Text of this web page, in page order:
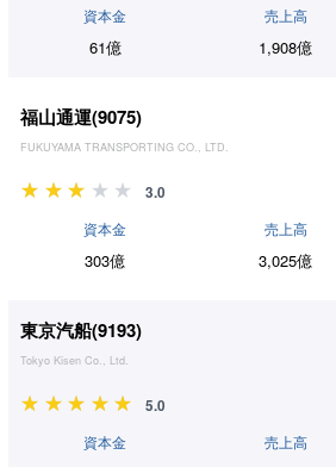
資本金
61億
売上高
1,908億
福山通運(9075)
FUKUYAMA TRANSPORTING CO., LTD.
3.0
資本金
303億
売上高
3,025億
東京汽船(9193)
Tokyo Kisen Co., Ltd.
5.0
資本金 売上高